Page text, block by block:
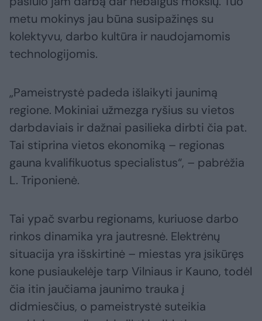
metu mokinys jau būna susipažinęs su
kolektyvu, darbo kultūra ir naudojamomis
technologijomis.
„Pameistrystė padeda išlaikyti jaunimą
regione. Mokiniai užmezga ryšius su vietos
darbdaviais ir dažnai pasilieka dirbti čia pat.
Tai stiprina vietos ekonomiką – regionas
gauna kvalifikuotus specialistus“, – pabrėžia
L. Triponienė.
Tai ypač svarbu regionams, kuriuose darbo
rinkos dinamika yra jautresnė. Elektrėnų
situacija yra išskirtinė – miestas yra įsikūręs
kone pusiaukelėje tarp Vilniaus ir Kauno, todėl
čia itin jaučiama jaunimo trauka į
didmiesčius, o pameistrystė suteikia